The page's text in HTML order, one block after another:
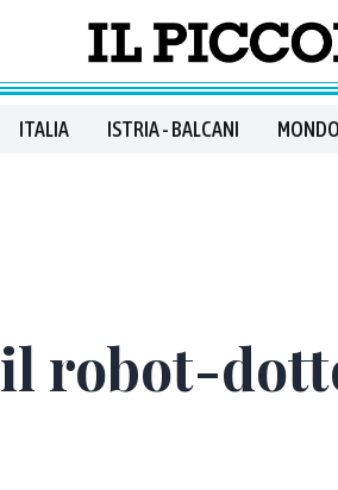
ITALIA ISTRIA - BALCANI MONDO
robot-